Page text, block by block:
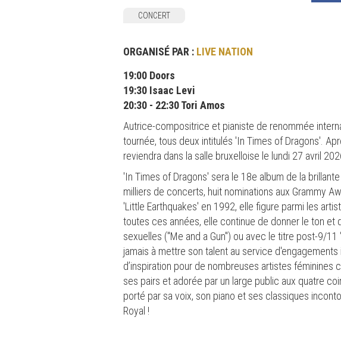
CONCERT
ORGANISÉ PAR : LIVE NATION
19:00 Doors
19:30 Isaac Levi
20:30 - 22:30 Tori Amos
Autrice-compositrice et pianiste de renommée
tournée, tous deux intitulés 'In Times of Dragons'.
reviendra dans la salle bruxelloise le lundi 27 avril
'In Times of Dragons' sera le 18e album de la
milliers de concerts, huit nominations aux Grammy
'Little Earthquakes' en 1992, elle figure parmi les
toutes ces années, elle continue de donner le ton
sexuelles ("Me and a Gun") ou avec le titre post-9/
jamais à mettre son talent au service
d’inspiration pour de nombreuses artistes féminines
ses pairs et adorée par un large public aux quatre
porté par sa voix, son piano et ses classiques
Royal !